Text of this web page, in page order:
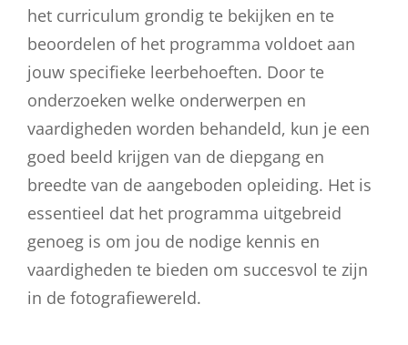
het curriculum grondig te bekijken en te
beoordelen of het programma voldoet aan
jouw specifieke leerbehoeften. Door te
onderzoeken welke onderwerpen en
vaardigheden worden behandeld, kun je een
goed beeld krijgen van de diepgang en
breedte van de aangeboden opleiding. Het is
essentieel dat het programma uitgebreid
genoeg is om jou de nodige kennis en
vaardigheden te bieden om succesvol te zijn
in de fotografiewereld.